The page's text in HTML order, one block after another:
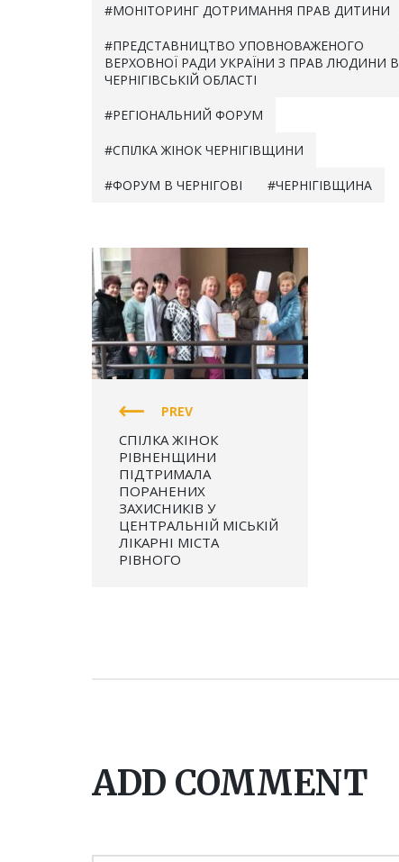
МОНІТОРИНГ ДОТРИМАННЯ ПРАВ ДИТИНИ
ПРЕДСТАВНИЦТВО УПОВНОВАЖЕНОГО
ВЕРХОВНОЇ РАДИ УКРАЇНИ З ПРАВ ЛЮДИНИ В
ЧЕРНІГІВСЬКІЙ ОБЛАСТІ
РЕГІОНАЛЬНИЙ ФОРУМ
СПІЛКА ЖІНОК ЧЕРНІГІВЩИНИ
ФОРУМ В ЧЕРНІГОВІ ЧЕРНІГІВЩИНА
СПІЛКА ЖІНОК УКРАЇНИ
(СЖУ)
PREV
СПІЛКА ЖІНОК
РІВНЕНЩИНИ
ПІДТРИМАЛА
ПОРАНЕНИХ
ЗАХИСНИКІВ У
ЦЕНТРАЛЬНІЙ МІСЬКІЙ
ЛІКАРНІ МІСТА
РІВНОГО
ADD COMMENT